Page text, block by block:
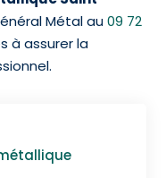
Métal au09 72
à assurer la